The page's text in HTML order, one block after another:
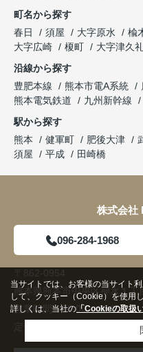
町名から探す
春日
須屋 大字原水 楡
大字広崎
榎町
大字津久
沿線から探す
豊肥本線
熊本市電A系統
熊本電気鉄道
九州新幹線
駅から探す
熊本
健軍町 肥後大津
須屋
平成 田崎橋
株式会社
096-284-1968
〒862-0954
熊本県熊本市中央区神水１
営業時間：09:00～18:00
定休日：
当サイトでは、お客様の当サイト
して、クッキー（Cookie）を使用し
詳しくは、当社の「Cookieの取扱